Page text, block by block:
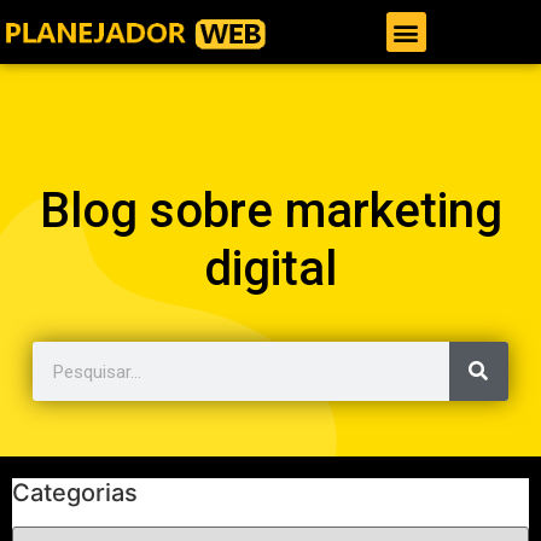
Blog sobre marketing
digital
Categorias